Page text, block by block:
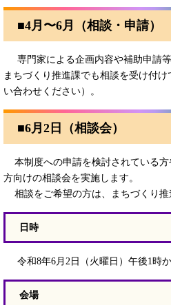
■4月〜6月（相談・申請）
専門家による企画内容や補助申請
まちづくり推進課でも相談を受け付
い合わせください）。
■6月2日（相談会）
本制度への申請を検討されている
方向けの相談会を実施します。
相談をご希望の方は、まちづくり推
日時
令和8年6月2日（火曜日）午後1時
会場